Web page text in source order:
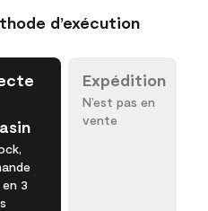
d’exécution
3
Expédition
N’est pas en
vente